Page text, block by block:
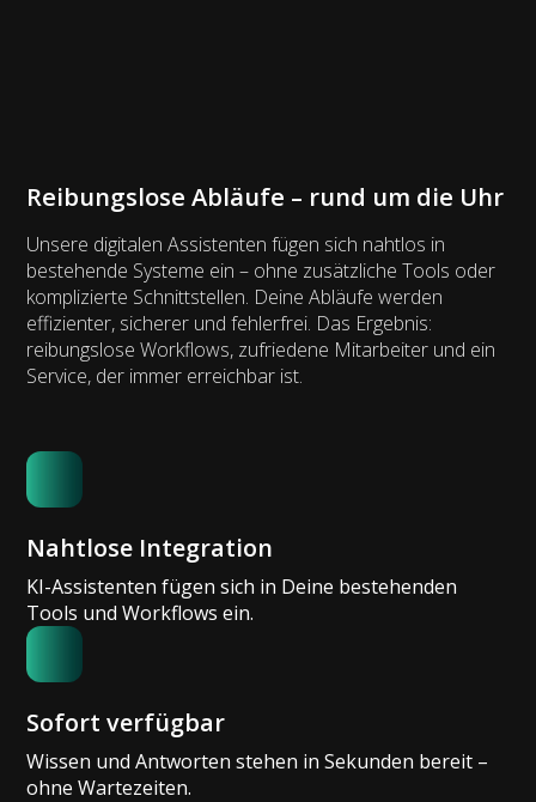
Reibungslose Abläufe – rund um die Uhr
Unsere digitalen Assistenten fügen sich nahtlos in
bestehende Systeme ein – ohne zusätzliche Tools oder
komplizierte Schnittstellen. Deine Abläufe werden
effizienter, sicherer und fehlerfrei. Das Ergebnis:
reibungslose Workflows, zufriedene Mitarbeiter und ein
Service, der immer erreichbar ist.
Nahtlose Integration
KI-Assistenten fügen sich in Deine bestehenden
Tools und Workflows ein.
Sofort verfügbar
Wissen und Antworten stehen in Sekunden bereit –
ohne Wartezeiten.